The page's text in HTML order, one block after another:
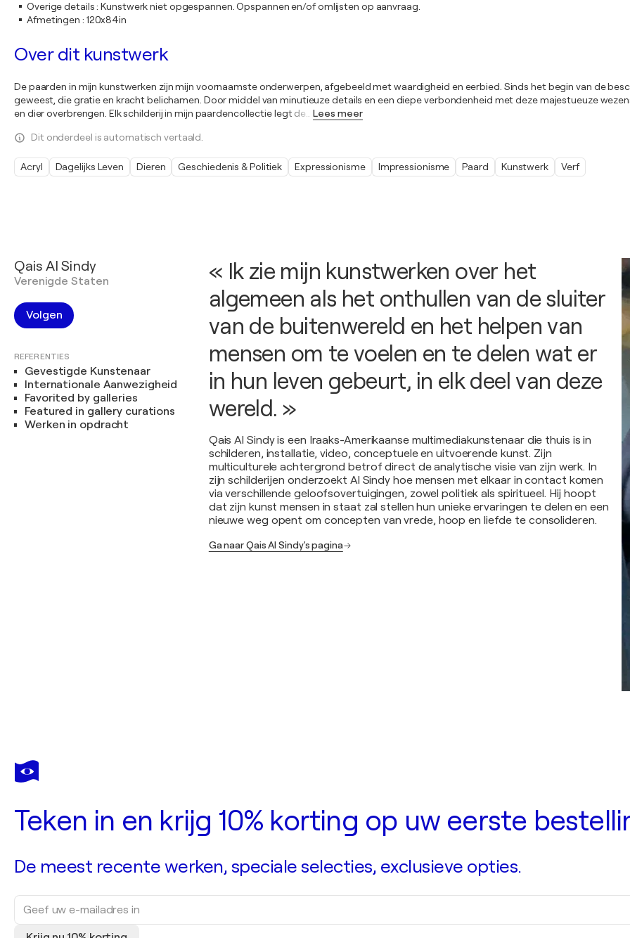
Overige details:Kunstwerk niet opgespannen. Opspannen en/of omlijsten op aanvraag.
Afmetingen : 120x84in
Over dit kunstwerk
De paarden in mijn kunstwerken zijn mijn voornaamste onderwerpen, afgebeeld met waardigheid en eerbied. Sinds het begin van de
geweest, die gratie en kracht belichamen. Door middel van minutieuze details en een diepe verbondenheid met deze majestueuze
en dier overbrengen. Elk schilderij in mijn paardencollectie legt de
Lees meer
Dit onderdeel is automatisch vertaald.
Acryl Dagelijks Leven Dieren Geschiedenis & Politiek Expressionisme Impressionisme Paard Kunstwerk Verf
Qais Al Sindy
Verenigde Staten
Volgen
REFERENTIES
Gevestigde Kunstenaar
Internationale Aanwezigheid
Favorited by galleries
Featured in gallery curations
Werken in opdracht
« Ik zie mijn kunstwerken over het
algemeen als het onthullen van de sluiter
van de buitenwereld en het helpen van
mensen om te voelen en te delen wat er
in hun leven gebeurt, in elk deel van deze
wereld. »
Qais Al Sindy is een Iraaks-Amerikaanse multimediakunstenaar die thuis is in
schilderen, installatie, video, conceptuele en uitvoerende kunst. Zijn
multiculturele achtergrond betrof direct de analytische visie van zijn werk. In
zijn schilderijen onderzoekt Al Sindy hoe mensen met elkaar in contact komen
via verschillende geloofsovertuigingen, zowel politiek als spiritueel. Hij hoopt
dat zijn kunst mensen in staat zal stellen hun unieke ervaringen te delen en een
nieuwe weg opent om concepten van vrede, hoop en liefde te consolideren.
Ga naar Qais Al Sindy's pagina
Teken in en krijg 10% korting op uw eerste
De meest recente werken, speciale selecties, exclusieve opties.